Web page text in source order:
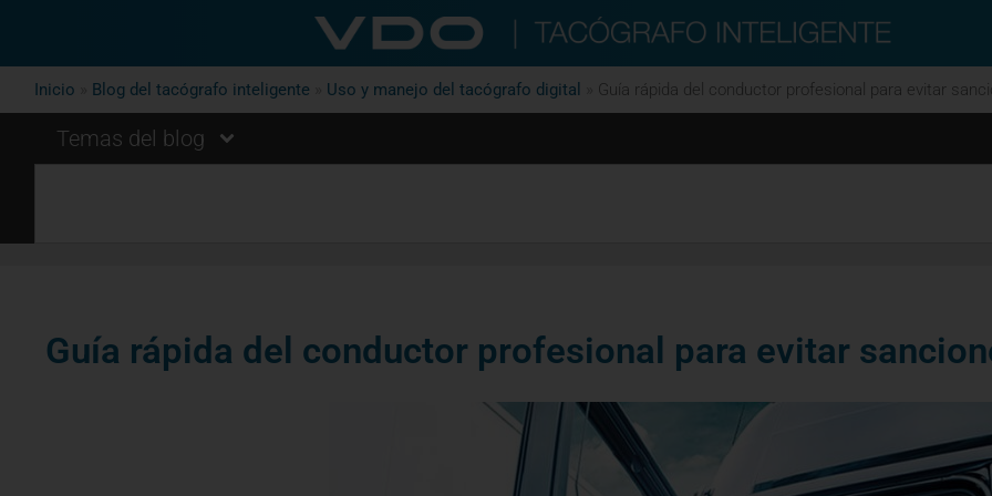
Inicio Blog del tacógrafo inteligente Uso y manejo del tacógrafo digital Guía rápida del conductor profesional para evitar
Temas del blog
Guía rápida del conductor profesional para evitar